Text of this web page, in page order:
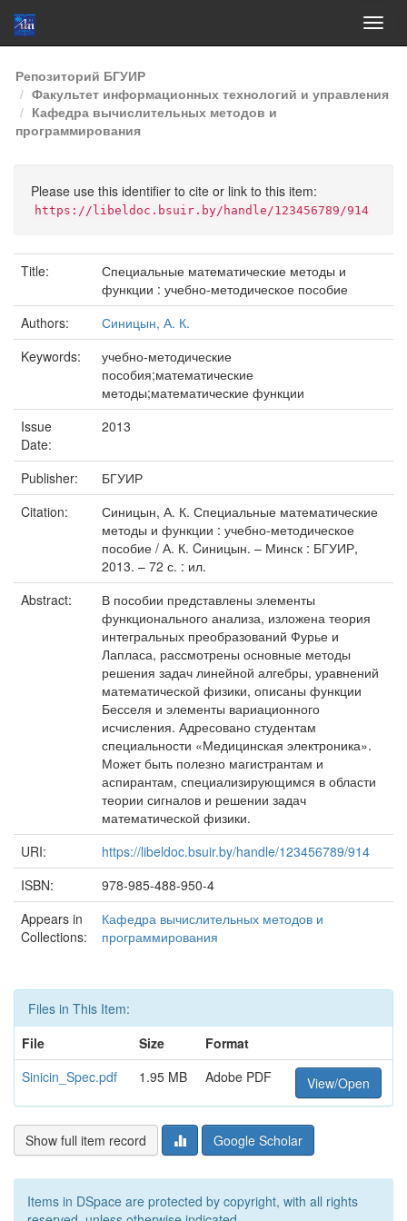
Skip
navigation
Репозиторий БГУИР
Факультет информационных технологий и управления
Кафедра вычислительных методов и
программирования
Please use this identifier to cite or link to this item:
https://libeldoc.bsuir.by/handle/123456789/914
Title:
Специальные математические методы и
функции : учебно-методическое пособие
Authors:
Синицын, А. К.
Keywords:
учебно-методические
пособия;математические
методы;математические функции
Issue
Date:
2013
Publisher:
БГУИР
Citation:
Синицын, А. К. Специальные математические
методы и функции : учебно-методическое
пособие / А. К. Cиницын. – Минск : БГУИР,
2013. – 72 с. : ил.
Abstract:
В пособии представлены элементы
функционального анализа, изложена теория
интегральных преобразований Фурье и
Лапласа, рассмотрены основные методы
решения задач линейной алгебры, уравнений
математической физики, описаны функции
Бесселя и элементы вариационного
исчисления. Адресовано студентам
специальности «Медицинская электроника».
Может быть полезно магистрантам и
аспирантам, специализирующимся в области
теории сигналов и решении задач
математической физики.
URI:
https://libeldoc.bsuir.by/handle/123456789/914
ISBN:
978-985-488-950-4
Appears in
Collections:
Кафедра вычислительных методов и
программирования
Files in This Item:
File
Size
Format
Sinicin_Spec.pdf
1.95 MB Adobe PDF View/Open
Show full item record Google Scholar
Items in DSpace are protected by copyright, with all rights